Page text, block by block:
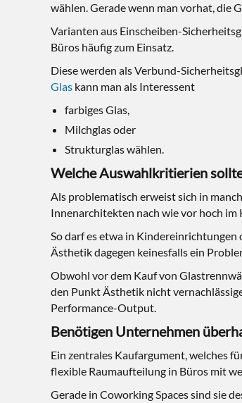
wählen. Gerade wenn man vorhat, die
Varianten aus Einscheiben-
Büros häufig zum Einsatz.
Diese werden als Verbund-
Glas kann man als Interessent
farbiges Glas,
Milchglas oder
Strukturglas wählen.
Welche Auswahlkritierien
Als problematisch erweist sich in
Innenarchitekten nach wie vor hoch im
So darf es etwa in
Ästhetik dagegen keinesfalls ein
Obwohl vor dem Kauf von
den Punkt Ästhetik nicht
Performance-Output.
Benötigen Unternehmen
Ein zentrales Kaufargument, welches
flexible Raumaufteilung in Büros mit
Gerade in Coworking Spaces sind sie